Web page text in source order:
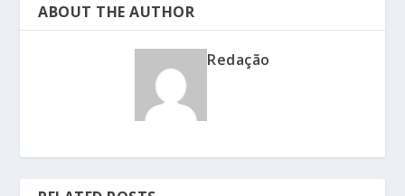
ABOUT THE AUTHOR
Redação